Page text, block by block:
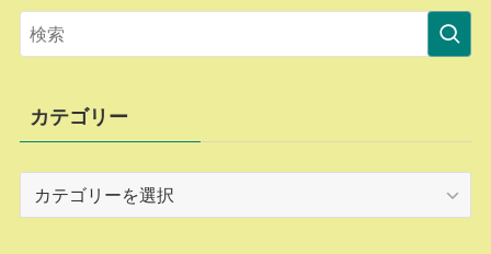
カテゴリー